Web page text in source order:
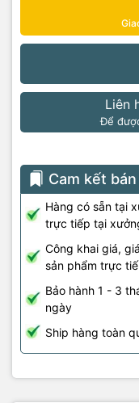
Liên
Để
Cam kết
Hàng có sẵn tại
trực tiếp tại
Công khai giá,
sản phẩm trực
Bảo hành 1 - 3
ngày
Ship hàng toàn